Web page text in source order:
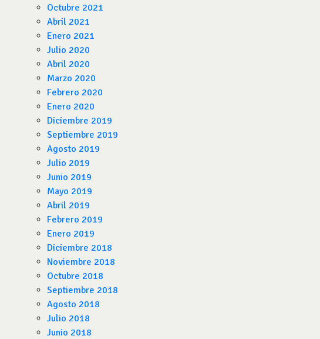
Octubre 2021
Abril 2021
Enero 2021
Julio 2020
Abril 2020
Marzo 2020
Febrero 2020
Enero 2020
Diciembre 2019
Septiembre 2019
Agosto 2019
Julio 2019
Junio 2019
Mayo 2019
Abril 2019
Febrero 2019
Enero 2019
Diciembre 2018
Noviembre 2018
Octubre 2018
Septiembre 2018
Agosto 2018
Julio 2018
Junio 2018